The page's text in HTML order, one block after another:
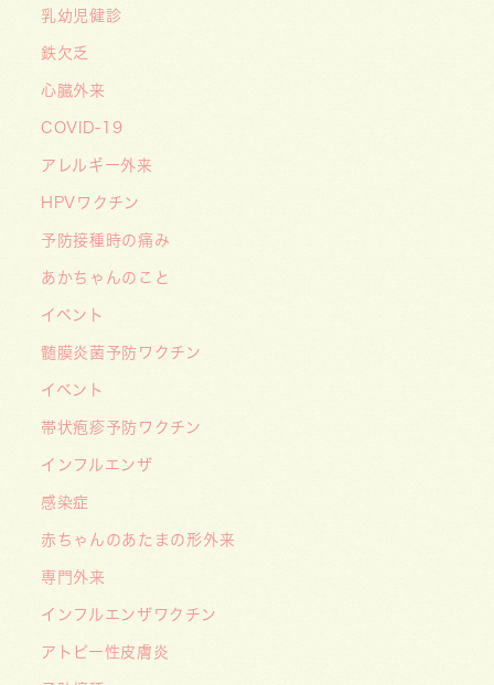
2026/06/16
【メディア・取材】学研の子育て応援サイト「こ
そだてまっぷ」に大熊喜彰院長監修の記事（こど
もの日焼け対策）がアップされました！
2026/05/19
――「武蔵小杉 森のこどもクリニック」の新た
な挑戦
2026/05/08
【メディア・取材】４月１０日発売「子供の科
学」５月号の「なぜ？なぜ？どうして？」で大熊
ゴールデンウィーク（GW）の処方薬受け取りに
関する重要なお願い〜処方箋の有効期限は当日を
含めて「4日間」です〜
乳幼児健診
鉄欠乏
心臓外来
COVID-19
アレルギー外来
HPVワクチン
予防接種時の痛み
あかちゃんのこと
イベント
髄膜炎菌予防ワクチン
イベント
帯状疱疹予防ワクチン
インフルエンザ
感染症
赤ちゃんのあたまの形外来
専門外来
インフルエンザワクチン
アトピー性皮膚炎